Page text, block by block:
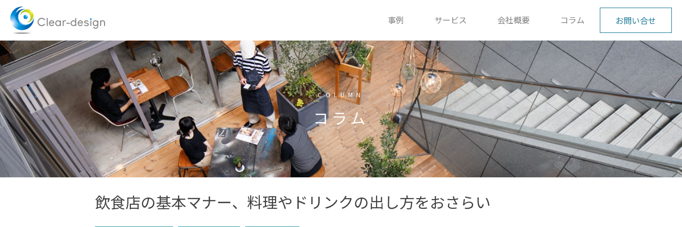
Skip
content
事例 サービス 会社概要 コラム お問い合せ
COLUMN
コラム
飲食店の基本マナー、料理やドリンクの出し方をおさらい